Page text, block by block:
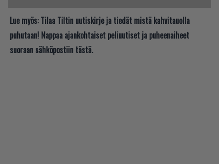
Lue myös: Tilaa Tiltin uutiskirje ja tiedät mistä kahvitauolla
puhutaan! Nappaa ajankohtaiset peliuutiset ja puheenaiheet
suoraan sähköpostiin tästä.